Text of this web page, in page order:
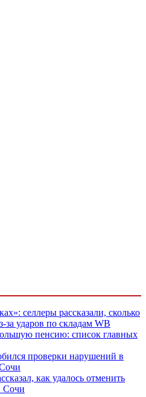
селлеры рассказали, сколько
за ударов по складам WB
пенсию: список главных
проверки нарушений в
как удалось отменить
Сочи